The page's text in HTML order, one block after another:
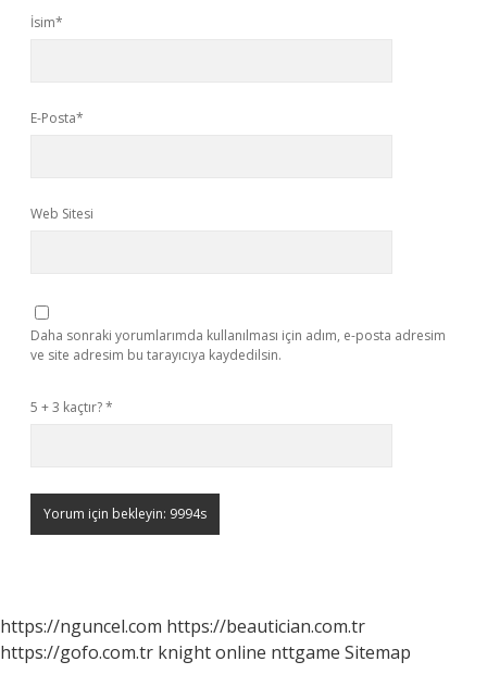
İsim*
E-Posta*
Web Sitesi
Daha sonraki yorumlarımda kullanılması için adım, e-posta adresim
ve site adresim bu tarayıcıya kaydedilsin.
5 + 3 kaçtır?*
https://nguncel.com https://beautician.com.tr
https://gofo.com.tr knight online nttgame Sitemap